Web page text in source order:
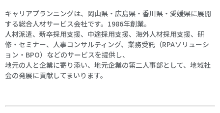
キャリアプランニングは、岡山県・広島県・香川県・愛媛県に展開
する総合人材サービス会社です。1986年創業。
人材派遣、新卒採用支援、中途採用支援、海外人材採用支援、研
修・セミナー、人事コンサルティング、業務受託（RPAソリューシ
ョン・BPO）などのサービスを提供し、
地元の人と企業に寄り添い、地元企業の第二人事部として、地域社
会の発展に貢献してまいります。